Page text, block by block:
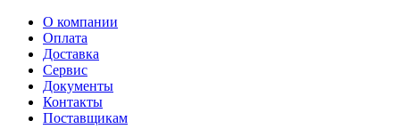
ВходРегистрация
Только
test@example.com
отправлена
Только
Восстановление
пароля
Заполните
форму.
На
вашу
Введите
новый
пароль
Пароль
успешно
Обратная
связь
Ваше
сообщение
успешно
О компании
Оплата
Доставка
Сервис
Документы
Контакты
Поставщикам